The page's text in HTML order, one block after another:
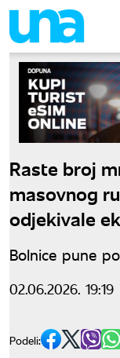
Raste broj
masovnog
odjekivale
Bolnice pune
02.06.2026. 19:19
Podeli: